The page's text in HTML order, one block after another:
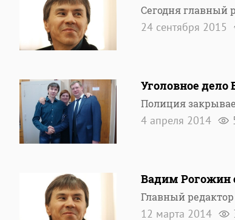
Сегодня главный
24 сентября 2015
Уголовное
Полиция
4 апреля 2014
Вадим Рогожин
Главный
12 марта 2014